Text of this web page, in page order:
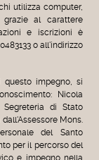
utilizza computer,
al carattere
e iscrizioni è
o all'indirizzo
impegno, si
Nicola
di Stato
Mons.
del Santo
per il percorso del
e impegno nella